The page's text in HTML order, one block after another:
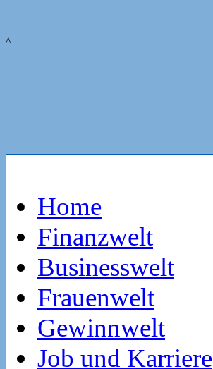
^
Home
Finanzwelt
Businesswelt
Frauenwelt
Gewinnwelt
Job und Karriere